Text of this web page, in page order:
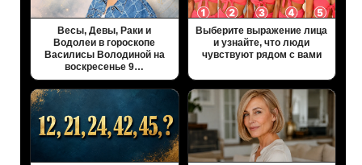
Весы, Девы, Раки и
Водолеи в гороскопе
Василисы Володиной на
воскресенье 9…
Выберите выражение лица
и узнайте, что люди
чувствуют рядом с вами